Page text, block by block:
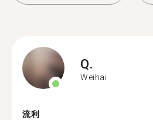
Q.
Weihai
流利